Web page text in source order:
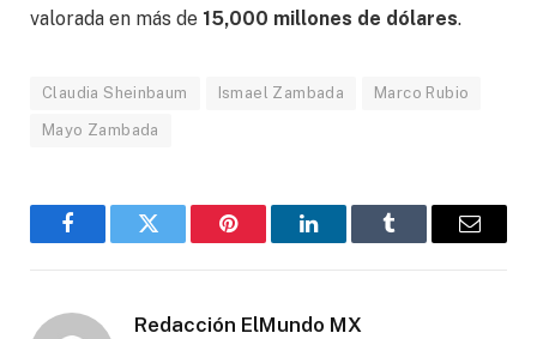
valorada en más de 15,000 millones de dólares.
Claudia Sheinbaum Ismael Zambada Marco Rubio
Mayo Zambada
FacebookGorjeo Pinterest LinkedInTumblr
Correo
Redacción ElMundo MX